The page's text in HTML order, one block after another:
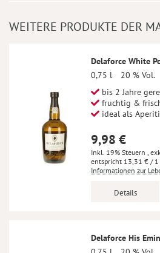
WEITERE PRODUKTE DER
Delaforce White
0,75 l
20 % Vol.
bis 2 Jahre
fruchtig &
ideal als
9,98 €
Inkl. 19% Steuern ,
13,31 € /
Informationen zur
Details
Delaforce His